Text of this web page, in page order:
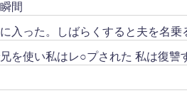
間
入った。しばらくすると夫を名乗
を使い私はレ○プされた 私は復讐